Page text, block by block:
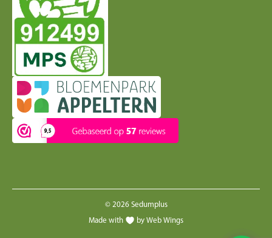
© 2026 Sedumplus
Made with
by Web Wings